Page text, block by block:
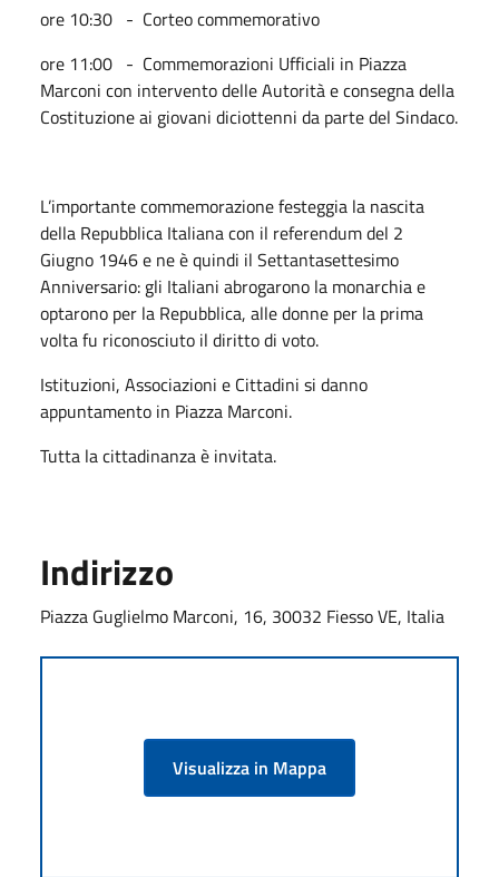
ore 10:30 - Corteo commemorativo
ore 11:00 - Commemorazioni Ufficiali in Piazza
Marconi con intervento delle Autorità e consegna della
Costituzione ai giovani diciottenni da parte del Sindaco.
L’importante commemorazione festeggia la nascita
della Repubblica Italiana con il referendum del 2
Giugno 1946 e ne è quindi il Settantasettesimo
Anniversario: gli Italiani abrogarono la monarchia e
optarono per la Repubblica, alle donne per la prima
volta fu riconosciuto il diritto di voto.
Istituzioni, Associazioni e Cittadini si danno
appuntamento in Piazza Marconi.
Tutta la cittadinanza è invitata.
Indirizzo
Piazza Guglielmo Marconi, 16, 30032 Fiesso VE, Italia
Visualizza in Mappa